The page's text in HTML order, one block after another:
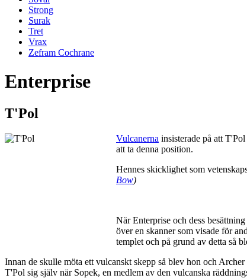
Strong
Surak
Tret
Vrax
Zefram Cochrane
Enterprise
T'Pol
Vulcanerna insisterade på att
att ta denna position.
Hennes skicklighet som
Bow)
När Enterprise och dess
över en skanner som visade för
templet och på grund av detta så
Innan de skulle möta ett vulcanskt skepp så blev hon och
T'Pol sig själv när Sopek, en medlem av den vulcanska